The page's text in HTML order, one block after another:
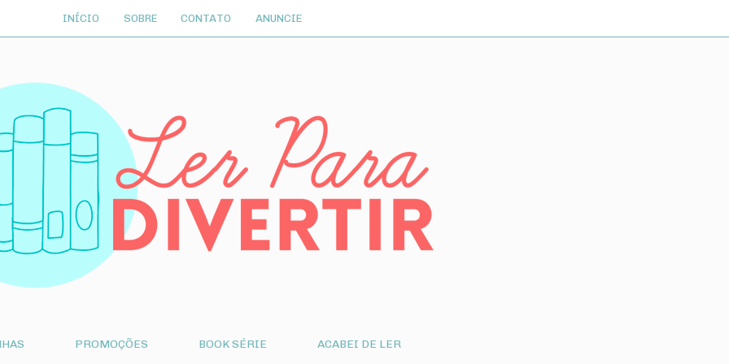
INÍCIO SOBRE CONTATO ANUNCIE
PROMOÇÕES BOOK SÉRIE ACABEI DE LER